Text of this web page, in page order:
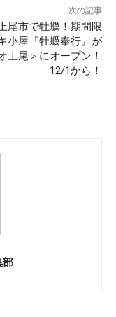
次の記事
尾市で牡蠣！期間限
小屋『牡蠣奉行』が
上尾＞にオープン！
12/1から！
部